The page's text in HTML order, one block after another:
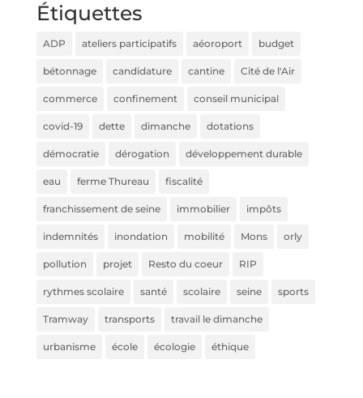
Étiquettes
ADP ateliers participatifs aéoroport budget
bétonnage candidature cantine Cité de l'Air
commerce confinement conseil municipal
covid-19 dette dimanche dotations
démocratie dérogation développement durable
eau ferme Thureau fiscalité
franchissement de seine immobilier impôts
indemnités inondation mobilité Mons orly
pollution projet Resto du coeur RIP
rythmes scolaire santé scolaire seine sports
Tramway transports travail le dimanche
urbanisme école écologie éthique